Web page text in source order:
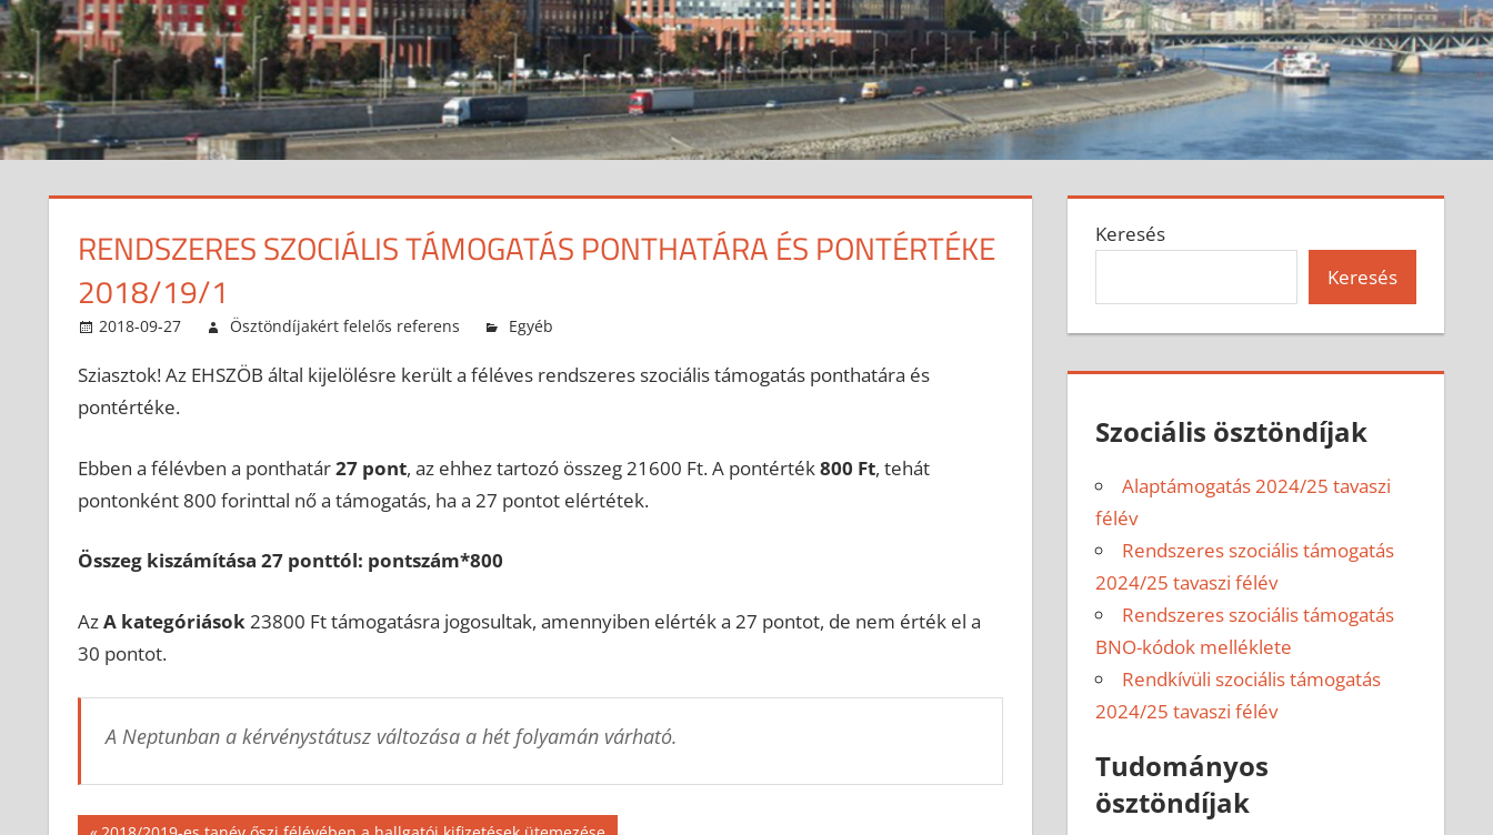
RENDSZERES SZOCIÁLIS TÁMOGATÁS PONTHATÁRA ÉS PONTÉRTÉKE
2018/19/1
2018-09-27 Ösztöndíjakért felelős referens Egyéb
Sziasztok! Az EHSZÖB által kijelölésre került a féléves rendszeres szociális támogatás ponthatára és
pontértéke.
Ebben a félévben a ponthatár27 pont, az ehhez tartozó összeg 21600 Ft. A pontérték800 Ft, tehát
pontonként 800 forinttal nő a támogatás, ha a 27 pontot elértétek.
Összeg kiszámítása 27 ponttól: pontszám*800
AzA kategóriások23800 Ft támogatásra jogosultak, amennyiben elérték a 27 pontot, de nem érték el a
30 pontot.
A Neptunban a kérvénystátusz változása a hét folyamán várható.
Keresés
Keresés
Szociális ösztöndíjak
Alaptámogatás 2024/25 tavaszi
félév
Rendszeres szociális támogatás
2024/25 tavaszi félév
Rendszeres szociális támogatás
BNO-kódok melléklete
Rendkívüli szociális támogatás
2024/25 tavaszi félév
Tudományos
ösztöndíjak